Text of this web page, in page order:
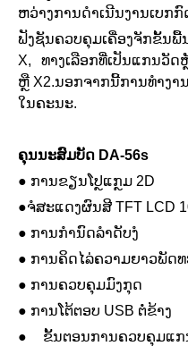
ຫວ່າງ​ການ​ດໍາ​ເນີນ​ງານ​ເບກ​ກົ
ຟັງຊັນຄວບຄຸມເຄື່ອງຈັກຂັ້ນ
X, ທາງເລືອກທີ່ເປັນແກນວັດ
ຫຼື X2.ນອກ​ຈາກ​ນີ້​ການ​ທໍາ​ງາ
ໃນ​ຄະ​ນະ​.
ຄຸນນະສົມບັດ DA-56s
● ການຂຽນໂປຼແກຼມ 2D
●ຈໍສະແດງຜົນສີ TFT LCD
● ການ​ກໍາ​ນົດ​ລໍາ​ດັບ​ງໍ​
● ການ​ຄິດ​ໄລ່​ຄວາມ​ຍາວ​ພັດ​ທ
● ການຄວບຄຸມມົງກຸດ
● ການໂຕ້ຕອບ USB ຕໍ່ຂ້າງ
● ຂັ້ນຕອນການຄວບຄຸມແ